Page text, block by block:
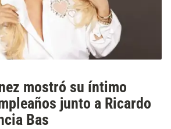
mostró su íntimo
junto a Ricardo
Bas